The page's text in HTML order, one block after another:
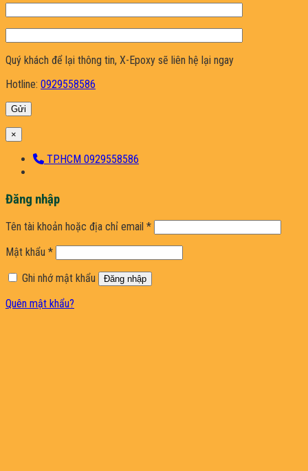
Quý khách để lại thông tin, X-Epoxy sẽ liên hệ lại ngay
Hotline: 0929558586
×
TP.HCM 0929558586
Đăng nhập
Tên tài khoản hoặc địa chỉ email *Bắt
buộc
Mật khẩu *Bắt
buộc
Ghi nhớ mật khẩu
Đăng nhập
Quên mật khẩu?